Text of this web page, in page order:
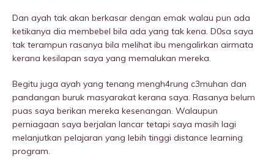
Dan ayah tak akan berkasar dengan emak walau pun ada
ketikanya dia membebeI bila ada yang tak kena. D0sa saya
tak terampun rasanya bila melihat ibu mengalirkan airmata
kerana kesilapan saya yang memalukan mereka.
Begitu juga ayah yang tenang mengh4rung c3muhan dan
pandangan buruk masyarakat kerana saya. Rasanya belum
puas saya berikan mereka kesenangan. Walaupun
perniagaan saya berjalan lancar tetapi saya masih lagi
melanjutkan pelajaran yang lebih tinggi distance learning
program.